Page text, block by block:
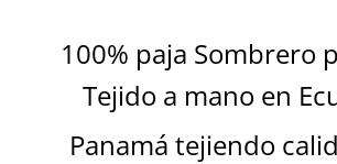
100% paja Sombrero
Tejido a mano en
Panamá tejiendo